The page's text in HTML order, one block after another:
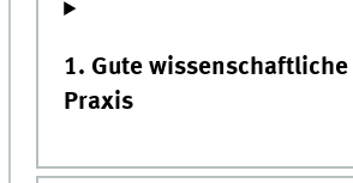
1. Gute wissenschaftliche
Praxis